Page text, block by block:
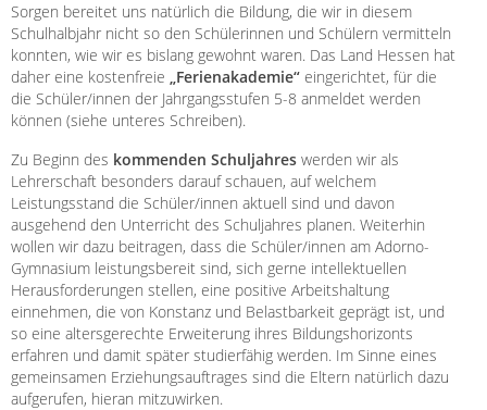
Sorgen bereitet uns natürlich die Bildung, die wir in diesem
Schulhalbjahr nicht so den Schülerinnen und Schülern vermitteln
konnten, wie wir es bislang gewohnt waren. Das Land Hessen hat
daher eine kostenfreie „Ferienakademie“ eingerichtet, für die
die Schüler/innen der Jahrgangsstufen 5-8 anmeldet werden
können (siehe unteres Schreiben).
Zu Beginn des kommenden Schuljahres werden wir als
Lehrerschaft besonders darauf schauen, auf welchem
Leistungsstand die Schüler/innen aktuell sind und davon
ausgehend den Unterricht des Schuljahres planen. Weiterhin
wollen wir dazu beitragen, dass die Schüler/innen am Adorno-
Gymnasium leistungsbereit sind, sich gerne intellektuellen
Herausforderungen stellen, eine positive Arbeitshaltung
einnehmen, die von Konstanz und Belastbarkeit geprägt ist, und
so eine altersgerechte Erweiterung ihres Bildungshorizonts
erfahren und damit später studierfähig werden. Im Sinne eines
gemeinsamen Erziehungsauftrages sind die Eltern natürlich dazu
aufgerufen, hieran mitzuwirken.